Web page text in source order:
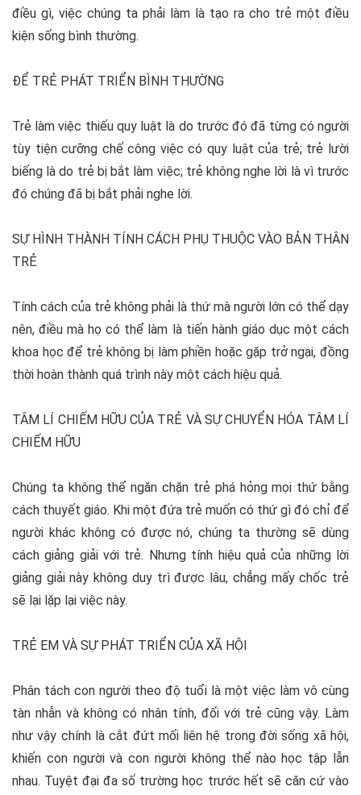
điều gì, việc chúng ta phải làm là tạo ra cho trẻ một điều
kiện sống bình thường.
ĐỂ TRẺ PHÁT TRIỂN BÌNH THƯỜNG
Trẻ làm việc thiếu quy luật là do trước đó đã từng có người
tùy tiện cưỡng chế công việc có quy luật của trẻ; trẻ lười
biếng là do trẻ bị bắt làm việc; trẻ không nghe lời là vì trước
đó chúng đã bị bắt phải nghe lời.
SỰ HÌNH THÀNH TÍNH CÁCH PHỤ THUỘC VÀO BẢN THÂN
TRẺ
Tính cách của trẻ không phải là thứ mà người lớn có thể dạy
nên, điều mà họ có thể làm là tiến hành giáo dục một cách
khoa học để trẻ không bị làm phiền hoặc gặp trở ngại, đồng
thời hoàn thành quá trình này một cách hiệu quả.
TÂM LÍ CHIẾM HỮU CỦA TRẺ VÀ SỰ CHUYỂN HÓA TÂM LÍ
CHIẾM HỮU
Chúng ta không thể ngăn chặn trẻ phá hỏng mọi thứ bằng
cách thuyết giáo. Khi một đứa trẻ muốn có thứ gì đó chỉ để
người khác không có được nó, chúng ta thường sẽ dùng
cách giảng giải với trẻ. Nhưng tính hiệu quả của những lời
giảng giải này không duy trì được lâu, chẳng mấy chốc trẻ
sẽ lại lặp lại việc này.
TRẺ EM VÀ SỰ PHÁT TRIỂN CỦA XÃ HỘI
Phân tách con người theo độ tuổi là một việc làm vô cùng
tàn nhẫn và không có nhân tính, đối với trẻ cũng vậy. Làm
như vậy chính là cắt đứt mối liên hệ trong đời sống xã hội,
khiến con người và con người không thể nào học tập lẫn
nhau. Tuyệt đại đa số trường học trước hết sẽ căn cứ vào